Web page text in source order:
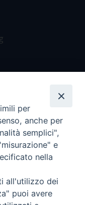
per
anche per
semplici",
e
nella
all'utilizzo dei
puoi avere